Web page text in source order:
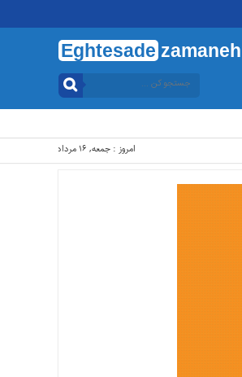
Eghtesade zamaneh
امروز : جمعه, ۱۶ مرداد , ۱۴۰۵ .::. برابر با : Friday, 7 August , 2026